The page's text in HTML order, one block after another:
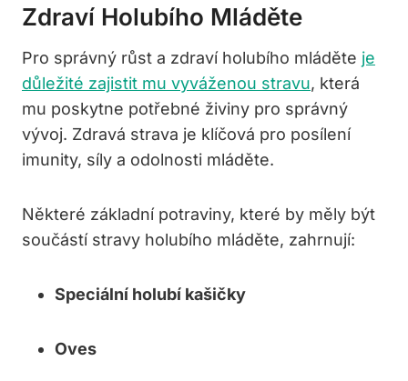
Zdraví Holubího Mláděte
Pro správný růst a zdraví holubího mláděte je
důležité zajistit mu vyváženou stravu, která
mu poskytne potřebné živiny pro správný
vývoj. Zdravá strava je klíčová pro posílení
imunity, síly a odolnosti mláděte.
Některé základní potraviny, které by měly být
součástí stravy holubího mláděte, zahrnují:
Speciální holubí kašičky
Oves